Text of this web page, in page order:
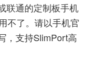
联通的定制板手机
不了。请以手机官
，支持SlimPort高